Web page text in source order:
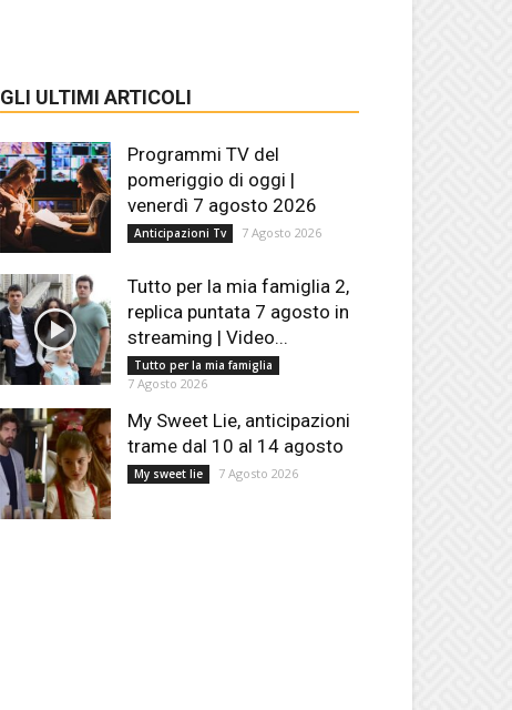
GLI ULTIMI ARTICOLI
Programmi TV del
pomeriggio di oggi |
venerdì 7 agosto 2026
Anticipazioni Tv 7 Agosto 2026
Tutto per la mia famiglia 2,
replica puntata 7 agosto in
streaming | Video...
Tutto per la mia famiglia
7 Agosto 2026
My Sweet Lie, anticipazioni
trame dal 10 al 14 agosto
My sweet lie 7 Agosto 2026